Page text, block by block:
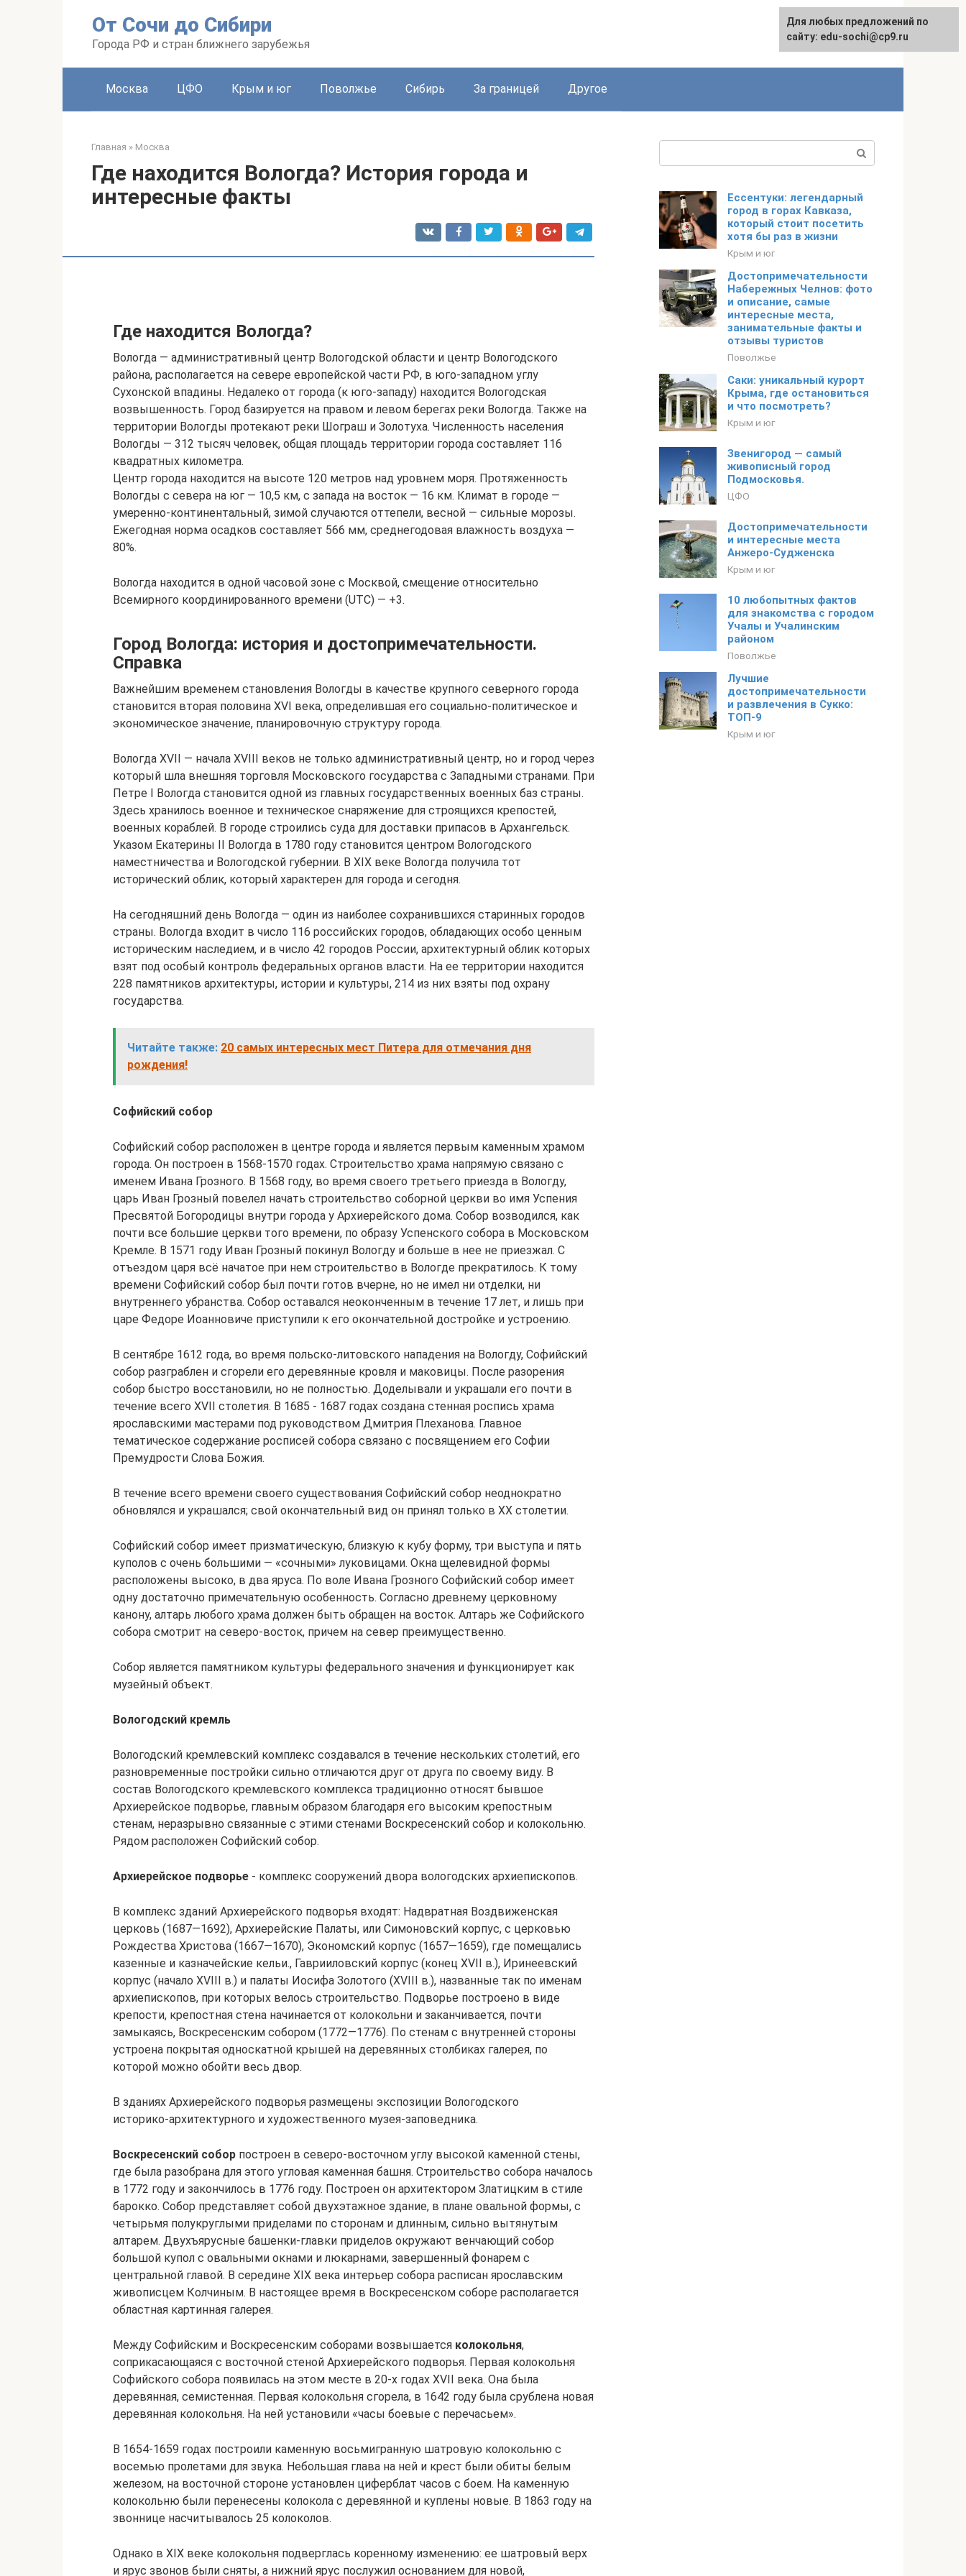
От Сочи до Сибири
Города РФ и стран ближнего зарубежья
English
Москва ЦФО Крым и юг Поволжье Сибирь За границей Другое
Главная » Москва
Где находится Вологда? История города и
интересные факты
Где находится Вологда?
Вологда — административный центр Вологодской области и центр Вологодского
района, располагается на севере европейской части РФ, в юго-западном углу
Сухонской впадины. Недалеко от города (к юго-западу) находится Вологодская
возвышенность. Город базируется на правом и левом берегах реки Вологда. Также на
территории Вологды протекают реки Шограш и Золотуха. Численность населения
Вологды — 312 тысяч человек, общая площадь территории города составляет 116
квадратных километра.
Центр города находится на высоте 120 метров над уровнем моря. Протяженность
Вологды с севера на юг — 10,5 км, с запада на восток — 16 км. Климат в городе —
умеренно-континентальный, зимой случаются оттепели, весной — сильные морозы.
Ежегодная норма осадков составляет 566 мм, среднегодовая влажность воздуха —
80%.
Вологда находится в одной часовой зоне с Москвой, смещение относительно
Всемирного координированного времени (UTC) — +3.
Город Вологда: история и достопримечательности.
Справка
Важнейшим временем становления Вологды в качестве крупного северного города
становится вторая половина XVI века, определившая его социально‑политическое и
экономическое значение, планировочную структуру города.
Вологда XVII — начала XVIII веков не только административный центр, но и город через
который шла внешняя торговля Московского государства с Западными странами. При
Петре I Вологда становится одной из главных государственных военных баз страны.
Здесь хранилось военное и техническое снаряжение для строящихся крепостей,
военных кораблей. В городе строились суда для доставки припасов в Архангельск.
Указом Екатерины II Вологда в 1780 году становится центром Вологодского
наместничества и Вологодской губернии. В XIX веке Вологда получила тот
исторический облик, который характерен для города и сегодня.
На сегодняшний день Вологда — один из наиболее сохранившихся старинных городов
страны. Вологда входит в число 116 российских городов, обладающих особо ценным
историческим наследием, и в число 42 городов России, архитектурный облик которых
взят под особый контроль федеральных органов власти. На ее территории находится
228 памятников архитектуры, истории и культуры, 214 из них взяты под охрану
государства.
Читайте также: 20 самых интересных мест Питера для отмечания дня
рождения!
Софийский собор
Софийский собор расположен в центре города и является первым каменным храмом
города. Он построен в 1568‑1570 годах. Строительство храма напрямую связано с
именем Ивана Грозного. В 1568 году, во время своего третьего приезда в Вологду,
царь Иван Грозный повелел начать строительство соборной церкви во имя Успения
Пресвятой Богородицы внутри города у Архиерейского дома. Собор возводился, как
почти все большие церкви того времени, по образу Успенского собора в Московском
Кремле. В 1571 году Иван Грозный покинул Вологду и больше в нее не приезжал. С
отъездом царя всё начатое при нем строительство в Вологде прекратилось. К тому
времени Софийский собор был почти готов вчерне, но не имел ни отделки, ни
внутреннего убранства. Собор оставался неоконченным в течение 17 лет, и лишь при
царе Федоре Иоанновиче приступили к его окончательной достройке и устроению.
В сентябре 1612 года, во время польско‑литовского нападения на Вологду, Софийский
собор разграблен и сгорели его деревянные кровля и маковицы. После разорения
собор быстро восстановили, но не полностью. Доделывали и украшали его почти в
течение всего XVII столетия. В 1685 ‑ 1687 годах создана стенная роспись храма
ярославскими мастерами под руководством Дмитрия Плеханова. Главное
тематическое содержание росписей собора связано с посвящением его Софии
Премудрости Слова Божия.
В течение всего времени своего существования Софийский собор неоднократно
обновлялся и украшался; свой окончательный вид он принял только в XX столетии.
Софийский собор имеет призматическую, близкую к кубу форму, три выступа и пять
куполов с очень большими — «сочными» луковицами. Окна щелевидной формы
расположены высоко, в два яруса. По воле Ивана Грозного Софийский собор имеет
одну достаточно примечательную особенность. Согласно древнему церковному
канону, алтарь любого храма должен быть обращен на восток. Алтарь же Софийского
собора смотрит на северо‑восток, причем на север преимущественно.
Собор является памятником культуры федерального значения и функционирует как
музейный объект.
Вологодский кремль
Вологодский кремлевский комплекс создавался в течение нескольких столетий, его
разновременные постройки сильно отличаются друг от друга по своему виду. В
состав Вологодского кремлевского комплекса традиционно относят бывшое
Архиерейское подворье, главным образом благодаря его высоким крепостным
стенам, неразрывно связанные с этими стенами Воскресенский собор и колокольню.
Рядом расположен Софийский собор.
Архиерейское подворье ‑ комплекс сооружений двора вологодских архиепископов.
В комплекс зданий Архиерейского подворья входят: Надвратная Воздвиженская
церковь (1687—1692), Архиерейские Палаты, или Симоновский корпус, с церковью
Рождества Христова (1667—1670), Экономский корпус (1657—1659), где помещались
казенные и казначейские кельи., Гаврииловский корпус (конец XVII в.), Иринеевский
корпус (начало XVIII в.) и палаты Иосифа Золотого (XVIII в.), названные так по именам
архиепископов, при которых велось строительство. Подворье построено в виде
крепости, крепостная стена начинается от колокольни и заканчивается, почти
замыкаясь, Воскресенским собором (1772—1776). По стенам с внутренней стороны
устроена покрытая односкатной крышей на деревянных столбиках галерея, по
которой можно обойти весь двор.
В зданиях Архиерейского подворья размещены экспозиции Вологодского
историко‑архитектурного и художественного музея‑заповедника.
Воскресенский собор построен в северо‑восточном углу высокой каменной стены,
где была разобрана для этого угловая каменная башня. Строительство собора началось
в 1772 году и закончилось в 1776 году. Построен он архитектором Златицким в стиле
барокко. Собор представляет собой двухэтажное здание, в плане овальной формы, с
четырьмя полукруглыми приделами по сторонам и длинным, сильно вытянутым
алтарем. Двухъярусные башенки‑главки приделов окружают венчающий собор
большой купол с овальными окнами и люкарнами, завершенный фонарем с
центральной главой. В середине XIX века интерьер собора расписан ярославским
живописцем Колчиным. В настоящее время в Воскресенском соборе располагается
областная картинная галерея.
Между Софийским и Воскресенским соборами возвышается колокольня,
соприкасающаяся с восточной стеной Архиерейского подворья. Первая колокольня
Софийского собора появилась на этом месте в 20‑х годах XVII века. Она была
деревянная, семистенная. Первая колокольня сгорела, в 1642 году была срублена новая
деревянная колокольня. На ней установили «часы боевые с перечасьем».
В 1654‑1659 годах построили каменную восьмигранную шатровую колокольню с
восемью пролетами для звука. Небольшая глава на ней и крест были обиты белым
железом, на восточной стороне установлен циферблат часов с боем. На каменную
колокольню были перенесены колокола с деревянной и куплены новые. В 1863 году на
звоннице насчитывалось 25 колоколов.
Однако в XIX веке колокольня подверглась коренному изменению: ее шатровый верх
и ярус звонов были сняты, а нижний ярус послужил основанием для новой,
Ессентуки: легендарный
город в горах Кавказа,
который стоит посетить
хотя бы раз в жизни
Крым и юг
Достопримечательности
Набережных Челнов: фото
и описание, самые
интересные места,
занимательные факты и
отзывы туристов
Поволжье
Саки: уникальный курорт
Крыма, где остановиться
и что посмотреть?
Крым и юг
Звенигород — самый
живописный город
Подмосковья.
ЦФО
Достопримечательности
и интересные места
Анжеро-Судженска
Крым и юг
10 любопытных фактов
для знакомства с городом
Учалы и Учалинским
районом
Поволжье
Лучшие
достопримечательности
и развлечения в Сукко:
ТОП-9
Крым и юг
Для любых предложений по
сайту: edu-sochi@cp9.ru